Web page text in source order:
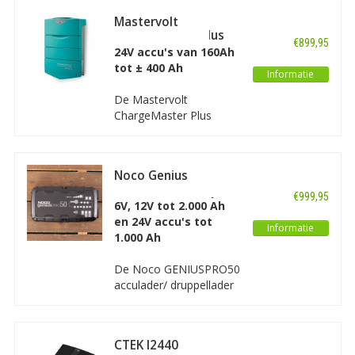
Skylla-TG is licht en
compact en de laad-
spanning kan aangepast
worden aan elk type
Met GL goedkeuring.
Mastervolt
ChargeMaster Plus
24/40-3
24V accu's van 160Ah
tot ± 400 Ah
De Mastervolt
ChargeMaster Plus
van hoge kwaliteit
bedoeld voor het laden
en onderhouden van
24V accu's van 160Ah
tot ongeveer 400Ah.
€899,95
Informatie
Noco Genius
6V/12V/24V - 50A
6V, 12V tot 2.000 Ah
en 24V accu's tot
1.000 Ah
De Noco GENIUSPRO50
acculader/ druppellader
6V en 12V accu’s tot
€999,95
Informatie
CTEK I2440